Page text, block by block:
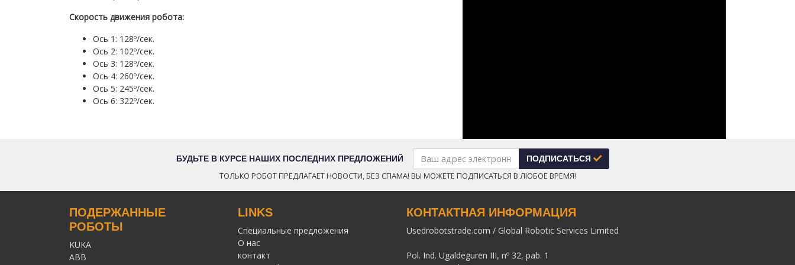
Скорость движения робота:
Ось 1: 128º/сек.
Ось 2: 102º/сек.
Ось 3: 128º/сек.
Ось 4: 260º/сек.
Ось 5: 245º/сек.
Ось 6: 322º/сек.
БУДЬТЕ В КУРСЕ НАШИХ ПОСЛЕДНИХ ПРЕДЛОЖЕНИЙ ПОДПИСАТЬСЯ
ТОЛЬКО РОБОТ ПРЕДЛАГАЕТ НОВОСТИ, БЕЗ СПАМА! ВЫ МОЖЕТЕ ПОДПИСАТЬСЯ В ЛЮБОЕ ВРЕМЯ!
ПОДЕРЖАННЫЕ
РОБОТЫ
KUKA
ABB
LINKS
Специальные предложения
О нас
контакт
КОНТАКТНАЯ ИНФОРМАЦИЯ
Usedrobotstrade.com / Global Robotic Services Limited
Pol. Ind. Ugaldeguren III, nº 32, pab. 1